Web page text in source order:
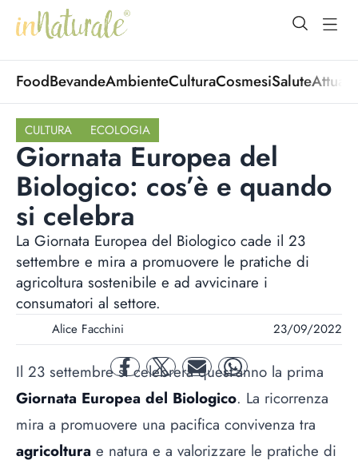
open
FoodBevandeAmbienteCulturaCosmesiSalute
CULTURA ECOLOGIA
Giornata Europea del
Biologico: cos’è e quando
si celebra
La Giornata Europea del Biologico cade il 23
settembre e mira a promuovere le pratiche di
agricoltura sostenibile e ad avvicinare i
consumatori al settore.
Alice Facchini 23/09/2022
facebooktwitter mail whatsapp
Il 23 settembre si celebrerà quest’anno la prima
Giornata Europea del Biologico. La ricorrenza
mira a promuovere una pacifica convivenza tra
agricoltura e natura e a valorizzare le pratiche di